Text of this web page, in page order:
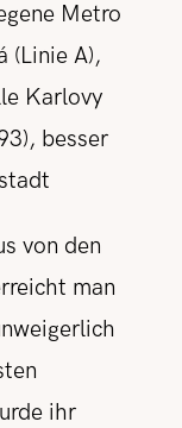
Metro
(Linie A),
Karlovy
besser
von den
man
ihr